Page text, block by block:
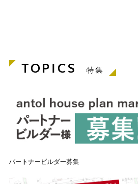
TOPICS 特集
パートナービルダー募集